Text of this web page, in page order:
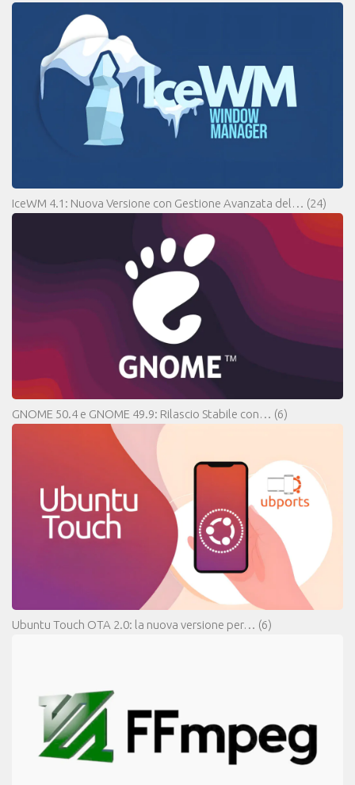
IceWM 4.1: Nuova Versione con Gestione Avanzata del… (24)
GNOME 50.4 e GNOME 49.9: Rilascio Stabile con… (6)
Ubuntu Touch OTA 2.0: la nuova versione per… (6)